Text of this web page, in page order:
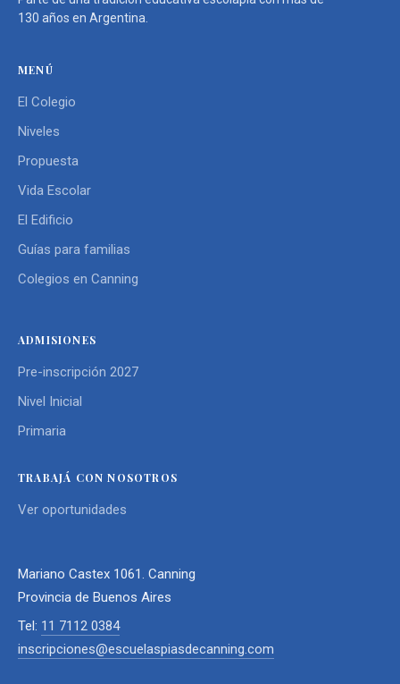
130 años en Argentina.
MENÚ
El Colegio
Niveles
Propuesta
Vida Escolar
El Edificio
Guías para familias
Colegios en Canning
ADMISIONES
Pre-inscripción 2027
Nivel Inicial
Primaria
TRABAJÁ CON NOSOTROS
Ver oportunidades
Mariano Castex 1061. Canning
Provincia de Buenos Aires
Tel: 11 7112 0384
inscripciones@escuelaspiasdecanning.com